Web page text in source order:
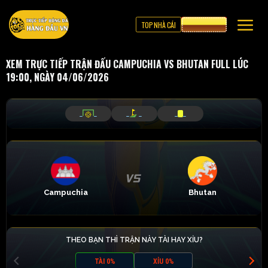
TOP NHÀ CÁI CƯỢC 8XBET
XEM TRỰC TIẾP TRẬN ĐẤU CAMPUCHIA VS BHUTAN FULL LÚC
19:00, NGÀY 04/06/2026
_ _
Campuchia Bhutan
THEO BẠN THÌ TRẬN NÀY TÀI HAY XỈU?
TÀI 0% XỈU 0%